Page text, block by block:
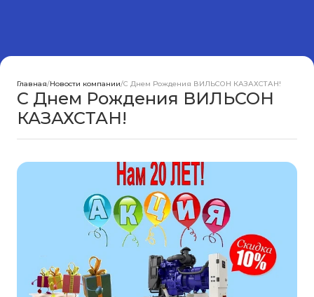
Главная/Новости компании/С Днем Рождения ВИЛЬСОН КАЗАХСТАН!
С Днем Рождения ВИЛЬСОН
КАЗАХСТАН!